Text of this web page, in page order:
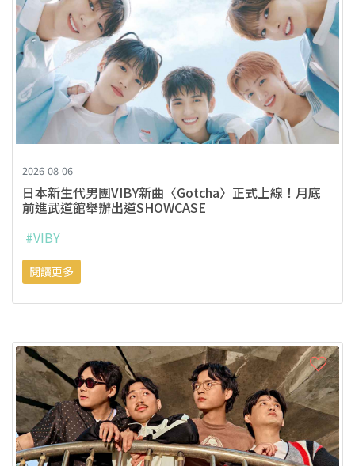
2026-08-06
日本新生代男團VIBY新曲〈Gotcha〉正式上線！月底
前進武道館舉辦出道SHOWCASE
#VIBY
閱讀更多